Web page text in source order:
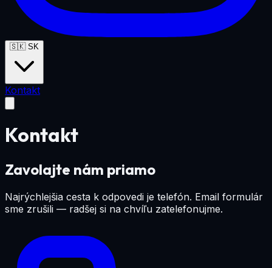
🇸🇰 SK
Kontakt
Kontakt
Zavolajte nám priamo
Najrýchlejšia cesta k odpovedi je telefón. Email formulár
sme zrušili — radšej si na chvíľu zatelefonujme.